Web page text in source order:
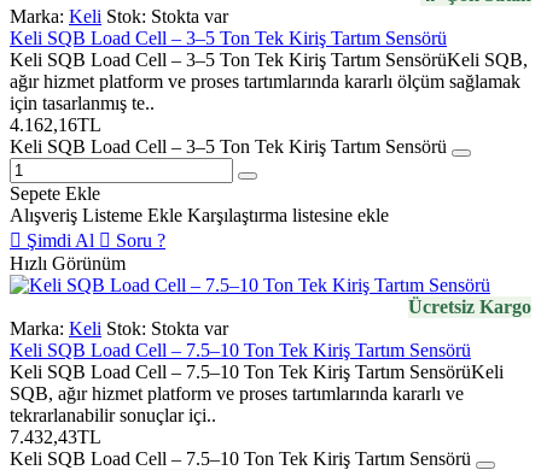
Marka: Keli Stok: Stokta var
Keli SQB Load Cell – 3–5 Ton Tek Kiriş Tartım Sensörü
Keli SQB Load Cell – 3–5 Ton Tek Kiriş Tartım SensörüKeli SQB,
ağır hizmet platform ve proses tartımlarında kararlı ölçüm sağlamak
için tasarlanmış te..
4.162,16TL
Keli SQB Load Cell – 3–5 Ton Tek Kiriş Tartım Sensörü
Sepete Ekle
Alışveriş Listeme Ekle Karşılaştırma listesine ekle
Şimdi Al
Soru ?
Hızlı Görünüm
Ücretsiz Kargo
Marka: Keli Stok: Stokta var
Keli SQB Load Cell – 7.5–10 Ton Tek Kiriş Tartım Sensörü
Keli SQB Load Cell – 7.5–10 Ton Tek Kiriş Tartım SensörüKeli
SQB, ağır hizmet platform ve proses tartımlarında kararlı ve
tekrarlanabilir sonuçlar içi..
7.432,43TL
Keli SQB Load Cell – 7.5–10 Ton Tek Kiriş Tartım Sensörü